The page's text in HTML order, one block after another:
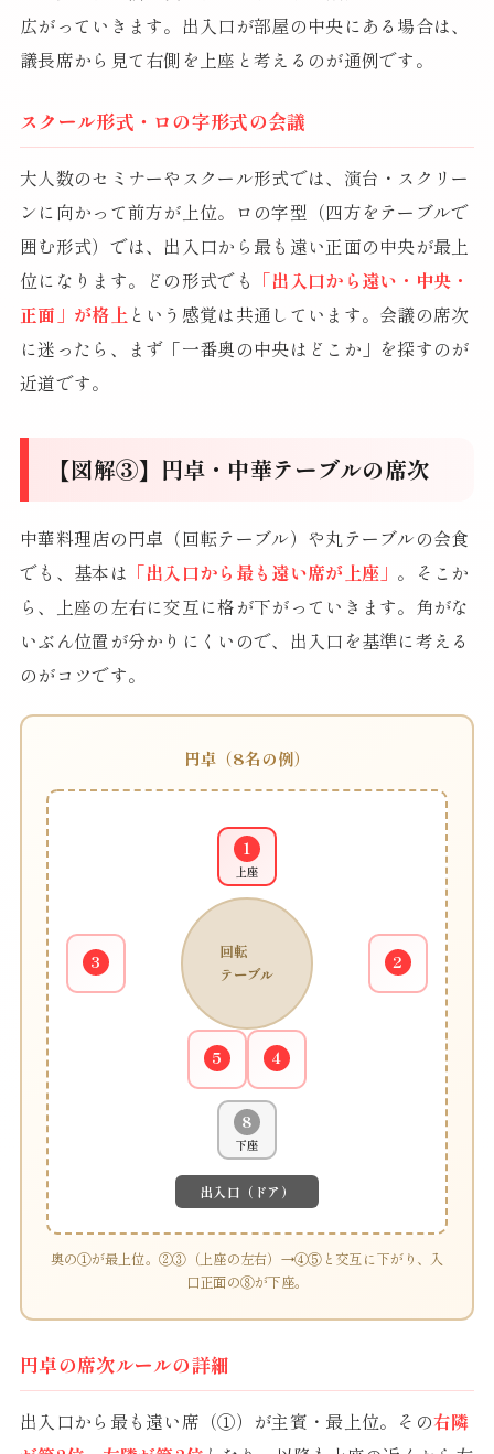
広がっていきます。出入口が部屋の中央にある場合は、
議長席から見て右側を上座と考えるのが通例です。
スクール形式・ロの字形式の会議
大人数のセミナーやスクール形式では、演台・スクリー
ンに向かって前方が上位。ロの字型（四方をテーブルで
囲む形式）では、出入口から最も遠い正面の中央が最上
位になります。どの形式でも 「出入口から遠い・中央・
正面」が格上 という感覚は共通しています。会議の席次
に迷ったら、まず「一番奥の中央はどこか」を探すのが
近道です。
【図解③】円卓・中華テーブルの席次
中華料理店の円卓（回転テーブル）や丸テーブルの会食
でも、基本は 「出入口から最も遠い席が上座」 。そこか
ら、上座の左右に交互に格が下がっていきます。角がな
いぶん位置が分かりにくいので、出入口を基準に考える
のがコツです。
円卓（8名の例）
1
上座
3
回転
テーブル
2
5 4
8
下座
出入口（ドア）
奥の①が最上位。②③（上座の左右）→④⑤と交互に下がり、入
口正面の⑧が下座。
円卓の席次ルールの詳細
出入口から最も遠い席（①）が主賓・最上位。その右隣